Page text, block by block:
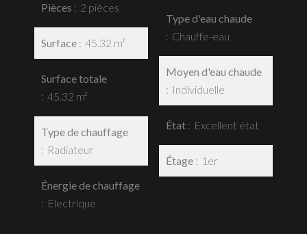
Pièces 2 pièces
Surface 45.32 m²
Surface totale
45.32 m²
Type de chauffage
Radiateur
Énergie de chauffage
Electrique
Type d'eau chaude
Chauffe-eau
Moyen d'eau chaude
Individuelle
État Excellent état
Étage 1er